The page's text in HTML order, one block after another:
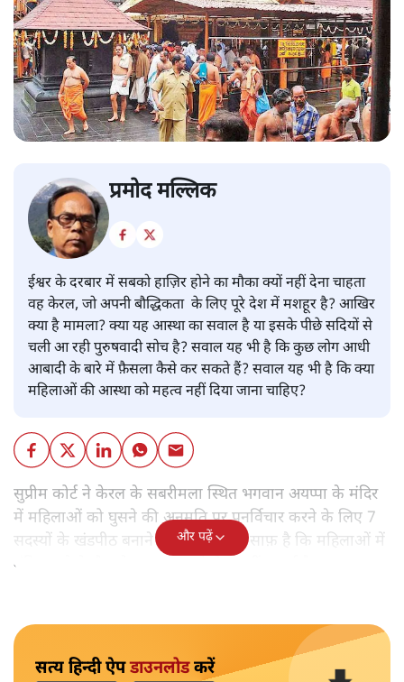
प्रमोद मल्लिक
ईश्वर के दरबार में सबको हाज़िर होने का मौका क्यों नहीं देना चाहता
वह केरल, जो अपनी बौद्धिकता के लिए पूरे देश में मशहूर है? आखिर
क्या है मामला? क्या यह आस्था का सवाल है या इसके पीछे सदियों से
चली आ रही पुरुषवादी सोच है? सवाल यह भी है कि कुछ लोग आधी
आबादी के बारे में फ़ैसला कैसे कर सकते हैं? सवाल यह भी है कि क्या
महिलाओं की आस्था को महत्व नहीं दिया जाना चाहिए?
सुप्रीम कोर्ट ने केरल के सबरीमला स्थित भगवान अयप्पा के मंदिर
में महिलाओं को घुसने की अनुमति पर पुनर्विचार करने के लिए 7
सदस्यों के खंडपीठ बनाने को कहा। इससे साफ़ है कि महिलाओं में
मंदिर जाने के फ़ैसले पर सरकार ने रोक नहीं लगाई है।
और पढ़ें
सत्य हिन्दी ऐपडाउनलोडकरें